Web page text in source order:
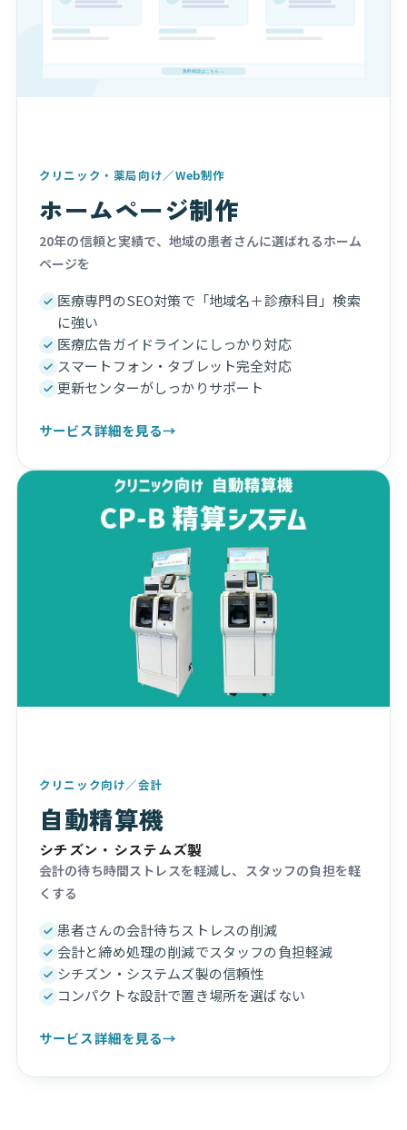
クリニック・薬局向け／Web制作
ホームページ制作
20年の信頼と実績で、地域の患者さんに選ばれるホーム
ページを
医療専門のSEO対策で「地域名＋診療科目」検索
に強い
医療広告ガイドラインにしっかり対応
スマートフォン・タブレット完全対応
更新センターがしっかりサポート
サービス詳細を見る→
クリニック向け／会計
自動精算機
シチズン・システムズ製
会計の待ち時間ストレスを軽減し、スタッフの負担を軽
くする
患者さんの会計待ちストレスの削減
会計と締め処理の削減でスタッフの負担軽減
シチズン・システムズ製の信頼性
コンパクトな設計で置き場所を選ばない
サービス詳細を見る→